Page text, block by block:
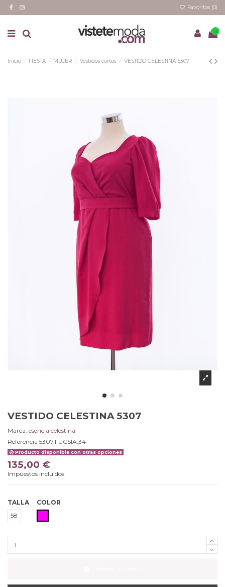
Favoritos (0)
0
Inicio FIESTA MUJER Vestidos cortos VESTIDO CELESTINA 5307
VESTIDO CELESTINA 5307
Marca: esencia celestina
Referencia 5307.FUCSIA.34
Producto disponible con otras opciones
135,00 €
Impuestos incluidos
TALLA
58
COLOR